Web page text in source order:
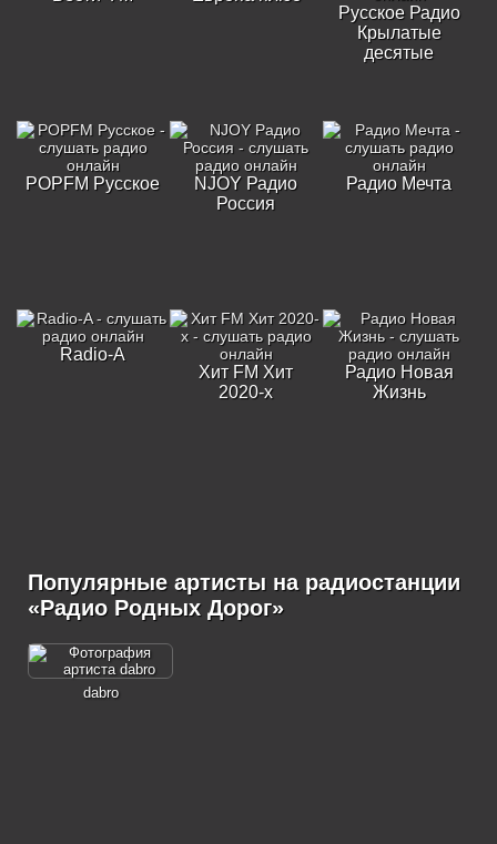
Русское Радио
Крылатые
десятые
POPFM Русское
NJOY Радио
Россия
Радио Мечта
Radio-A
Хит FM Хит
2020-х
Радио Новая
Жизнь
Популярные артисты на радиостанции
«Радио Родных Дорог»
dabro